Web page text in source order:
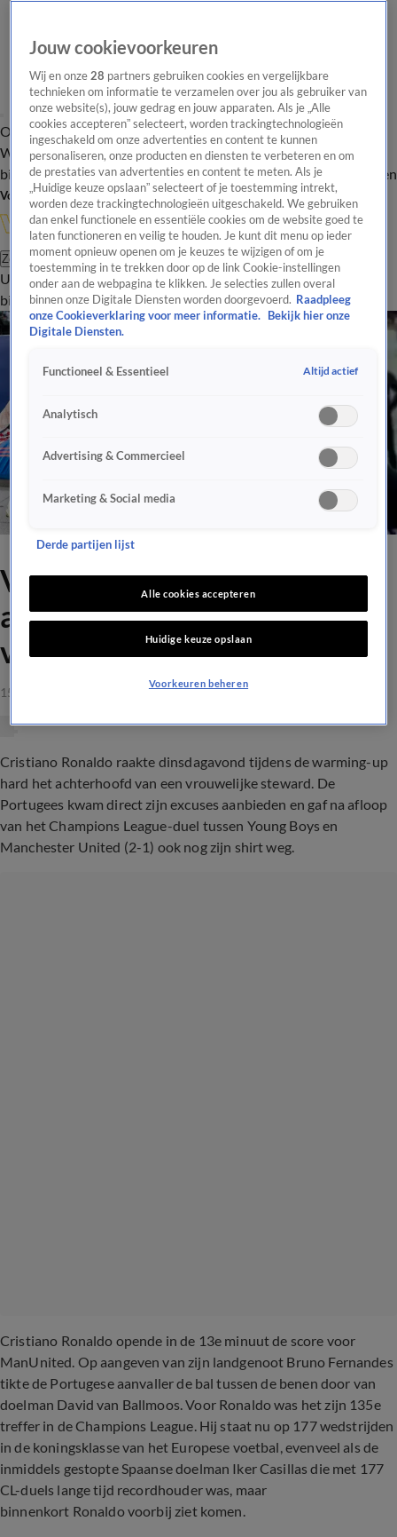
Overzicht Onze programma's Uitzendingen Onze gezichten
In de
WandelgangenInterviewsUitzending
bijwonenPodcastShopVeelgestelde vragenKijkersvraag insturen
Volg Vandaag Inside
Zoeken
UitzendingenVandaag InsideDe OranjezomerShopUitzending
bijwonen
VIDEO: Ronaldo raakt
achterhoofd van steward en
verrast haar na wedstrijd
15 sep 2021, 09:07
Cristiano Ronaldo raakte dinsdagavond tijdens de warming-up
hard het achterhoofd van een vrouwelijke steward. De
Portugees kwam direct zijn excuses aanbieden en gaf na afloop
van het Champions League-duel tussen Young Boys en
Manchester United (2-1) ook nog zijn shirt weg.
Cristiano Ronaldo opende in de 13e minuut de score voor
ManUnited. Op aangeven van zijn landgenoot Bruno Fernandes
tikte de Portugese aanvaller de bal tussen de benen door van
doelman David van Ballmoos. Voor Ronaldo was het zijn 135e
treffer in de Champions League. Hij staat nu op 177 wedstrijden
in de koningsklasse van het Europese voetbal, evenveel als de
inmiddels gestopte Spaanse doelman Iker Casillas die met 177
CL-duels lange tijd recordhouder was, maar
binnenkort Ronaldo voorbij ziet komen.
Jouw cookievoorkeuren
Wij en onze28 partners gebruiken cookies en vergelijkbare
technieken om informatie te verzamelen over jou als gebruiker van
onze website(s), jouw gedrag en jouw apparaten. Als je „Alle
cookies accepteren” selecteert, worden trackingtechnologieën
ingeschakeld om onze advertenties en content te kunnen
personaliseren, onze producten en diensten te verbeteren en om
de prestaties van advertenties en content te meten. Als je
„Huidige keuze opslaan” selecteert of je toestemming intrekt,
worden deze trackingtechnologieën uitgeschakeld. We gebruiken
dan enkel functionele en essentiële cookies om de website goed te
laten functioneren en veilig te houden. Je kunt dit menu op ieder
moment opnieuw openen om je keuzes te wijzigen of om je
toestemming in te trekken door op de link Cookie-instellingen
onder aan de webpagina te klikken. Je selecties zullen overal
binnen onze Digitale Diensten worden doorgevoerd. Raadpleeg
onze Cookieverklaring voor meer informatie.
Bekijk hier onze
Digitale Diensten.
Functioneel & Essentieel Altijd actief
Analytisch
Advertising & Commercieel
Marketing & Social media
Derde partijen lijst
Alle cookies accepteren
Huidige keuze opslaan
Voorkeuren beheren